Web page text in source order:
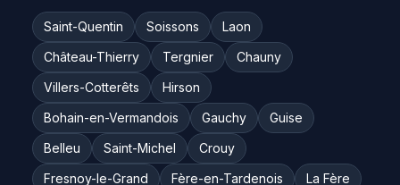
Saint-Quentin Soissons
Laon
Château-Thierry
Tergnier
Chauny
Villers-Cotterêts
Hirson
Bohain-en-Vermandois
Gauchy
Guise
Belleu
Saint-Michel
Crouy
Fresnoy-le-Grand
Fère-en-Tardenois
La Fère